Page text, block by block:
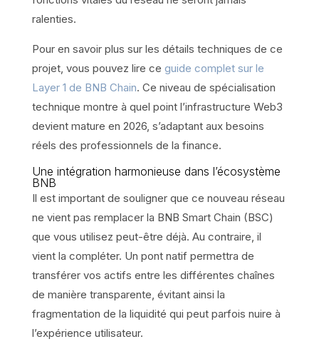
ralenties.
Pour en savoir plus sur les détails techniques de ce
projet, vous pouvez lire ce guide complet sur le
Layer 1 de BNB Chain. Ce niveau de spécialisation
technique montre à quel point l’infrastructure Web3
devient mature en 2026, s’adaptant aux besoins
réels des professionnels de la finance.
Une intégration harmonieuse dans l’écosystème
BNB
Il est important de souligner que ce nouveau réseau
ne vient pas remplacer la BNB Smart Chain (BSC)
que vous utilisez peut-être déjà. Au contraire, il
vient la compléter. Un pont natif permettra de
transférer vos actifs entre les différentes chaînes
de manière transparente, évitant ainsi la
fragmentation de la liquidité qui peut parfois nuire à
l’expérience utilisateur.